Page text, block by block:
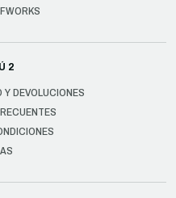
2
DEVOLUCIONES